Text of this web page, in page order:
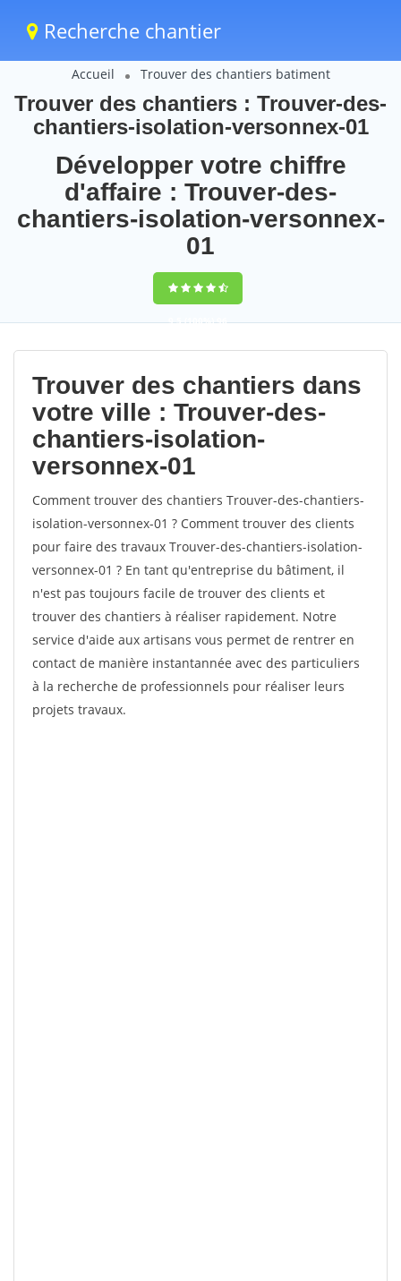
Recherche chantier
Accueil Trouver des chantiers batiment
Trouver des chantiers : Trouver-des-
chantiers-isolation-versonnex-01
Développer votre chiffre
d'affaire : Trouver-des-
chantiers-isolation-versonnex-
01
9,5(100%)96
votes
Trouver des chantiers dans
votre ville : Trouver-des-
chantiers-isolation-
versonnex-01
Comment trouver des chantiers Trouver-des-chantiers-
isolation-versonnex-01 ? Comment trouver des clients
pour faire des travaux Trouver-des-chantiers-isolation-
versonnex-01 ? En tant qu'entreprise du bâtiment, il
n'est pas toujours facile de trouver des clients et
trouver des chantiers à réaliser rapidement. Notre
service d'aide aux artisans vous permet de rentrer en
contact de manière instantannée avec des particuliers
à la recherche de professionnels pour réaliser leurs
projets travaux.